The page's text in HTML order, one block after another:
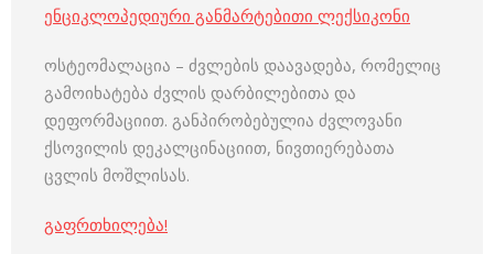
ენციკლოპედიური განმარტებითი ლექსიკონი
ოსტეომალაცია – ძვლების დაავადება, რომელიც
გამოიხატება ძვლის დარბილებითა და
დეფორმაციით. განპირობებულია ძვლოვანი
ქსოვილის დეკალცინაციით, ნივთიერებათა
ცვლის მოშლისას.
გაფრთხილება!